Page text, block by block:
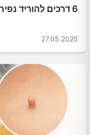
6 דרכים להוריד נפיחות בבטן תוך 24 שעות
27.05.2025